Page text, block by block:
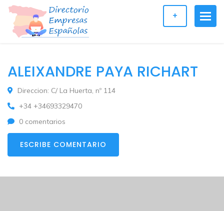
+
ALEIXANDRE PAYA RICHART
Direccion: C/ La Huerta, nº 114
+34 +34693329470
0 comentarios
ESCRIBE COMENTARIO